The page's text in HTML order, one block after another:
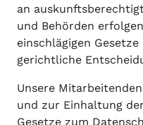
an
und Behörden
einschlägigen
gerichtliche
Unsere
und zur Einhaltung
Gesetze zum